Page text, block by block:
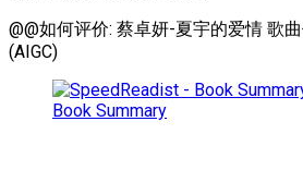
@@如何评价: 蔡卓妍-夏宇的爱情 歌
(AIGC)
Book Summary